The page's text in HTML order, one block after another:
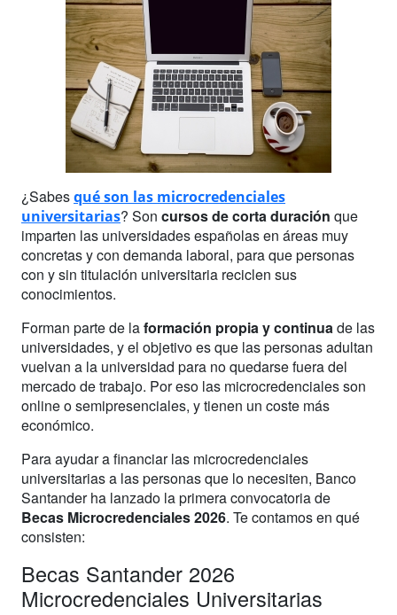
¿Sabesqué son las microcredenciales
universitarias? Son cursos de corta duración que
imparten las universidades españolas en áreas muy
concretas y con demanda laboral, para que personas
con y sin titulación universitaria reciclen sus
conocimientos.
Forman parte de laformación propia y continua de las
universidades, y el objetivo es que las personas adultan
vuelvan a la universidad para no quedarse fuera del
mercado de trabajo. Por eso las microcredenciales son
online o semipresenciales, y tienen un coste más
económico.
Para ayudar a financiar las microcredenciales
universitarias a las personas que lo necesiten, Banco
Santander ha lanzado la primera convocatoria de
Becas Microcredenciales 2026. Te contamos en qué
consisten:
Becas Santander 2026
Microcredenciales Universitarias